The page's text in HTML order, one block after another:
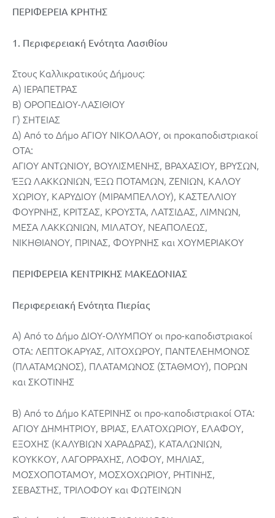
ΠΕΡΙΦΕΡΕΙΑ ΚΡΗΤΗΣ
1. Περιφερειακή Ενότητα Λασιθίου
Στους Καλλικρατικούς Δήμους:
A) ΙΕΡΑΠΕΤΡΑΣ
Β) ΟΡΟΠΕΔΙΟΥ-ΛΑΣΙΘΙΟΥ
Γ) ΣΗΤΕΙΑΣ
Δ) Από το Δήμο ΑΓΙΟΥ ΝΙΚΟΛΑΟΥ, οι προκαποδιστριακοί
ΟΤΑ:
ΑΓΙΟΥ ΑΝΤΩΝΙΟΥ, ΒΟΥΛΙΣΜΕΝΗΣ, ΒΡΑΧΑΣΙΟΥ, ΒΡΥΣΩΝ,
ΈΞΩ ΛΑΚΚΩΝΙΩΝ, ΈΞΩ ΠΟΤΑΜΩΝ, ΖΕΝΙΩΝ, ΚΑΛΟΥ
ΧΩΡΙΟΥ, ΚΑΡΥΔΙΟΥ (ΜΙΡΑΜΠΕΛΛΟΥ), ΚΑΣΤΕΛΛΙΟΥ
ΦΟΥΡΝΗΣ, ΚΡΙΤΣΑΣ, ΚΡΟΥΣΤΑ, ΛΑΤΣΙΔΑΣ, ΛΙΜΝΩΝ,
ΜΕΣΑ ΛΑΚΚΩΝΙΩΝ, ΜΙΛΑΤΟΥ, ΝΕΑΠΟΛΕΩΣ,
ΝΙΚΗΘΙΑΝΟΥ, ΠΡΙΝΑΣ, ΦΟΥΡΝΗΣ και ΧΟΥΜΕΡΙΑΚΟΥ
ΠΕΡΙΦΕΡΕΙΑ ΚΕΝΤΡΙΚΗΣ ΜΑΚΕΔΟΝΙΑΣ
Περιφερειακή Ενότητα Πιερίας
A) Από το Δήμο ΔΙΟΥ-ΟΛΥΜΠΟΥ οι προ-καποδιστριακοί
ΟΤΑ: ΛΕΠΤΟΚΑΡΥΑΣ, ΛΙΤΟΧΩΡΟΥ, ΠΑΝΤΕΛΕΗΜΟΝΟΣ
(ΠΛΑΤΑΜΩΝΟΣ), ΠΛΑΤΑΜΩΝΟΣ (ΣΤΑΘΜΟΥ), ΠΟΡΩΝ
και ΣΚΟΤΙΝΗΣ
Β) Από το Δήμο ΚΑΤΕΡΙΝΗΣ οι προ-καποδιστριακοί ΟΤΑ:
ΑΓΙΟΥ ΔΗΜΗΤΡΙΟΥ, ΒΡΙΑΣ, ΕΛΑΤΟΧΩΡΙΟΥ, ΕΛΑΦΟΥ,
ΕΞΟΧΗΣ (ΚΑΛΥΒΙΩΝ ΧΑΡΑΔΡΑΣ), ΚΑΤΑΛΩΝΙΩΝ,
ΚΟΥΚΚΟΥ, ΛΑΓΟΡΡΑΧΗΣ, ΛΟΦΟΥ, ΜΗΛΙΑΣ,
ΜΟΣΧΟΠΟΤΑΜΟΥ, ΜΟΣΧΟΧΩΡΙΟΥ, ΡΗΤΙΝΗΣ,
ΣΕΒΑΣΤΗΣ, ΤΡΙΛΟΦΟΥ και ΦΩΤΕΙΝΩΝ